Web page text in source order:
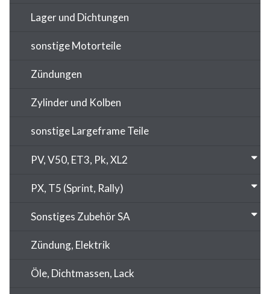
Lager und Dichtungen
sonstige Motorteile
Zündungen
Zylinder und Kolben
sonstige Largeframe Teile
PV, V50, ET3, Pk, XL2
PX, T5 (Sprint, Rally)
Sonstiges Zubehör SA
Zündung, Elektrik
Öle, Dichtmassen, Lack